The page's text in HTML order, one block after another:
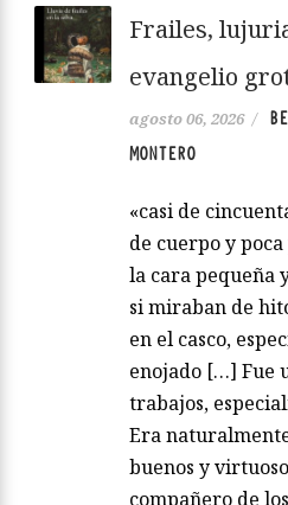
Frailes,
evangelio
agosto 06, 2026 /
MONTERO
«casi de
de cuerpo y
la cara pequeña
si miraban de
en el casco,
enojado […] Fue
trabajos,
Era
buenos y
compañero de